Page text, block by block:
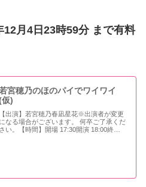
月4日23時59分 まで有料
宮穂乃のほのパイでワイワイ
仮)
【出演】若宮穂乃春凪星花※出演者が変更
になる場合がございます。 何卒ご了承くだ
さい。【時間】開場 17:30開演 18:00終了